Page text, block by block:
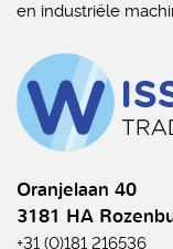
en industriële
Oranjelaan 40
3181 HA
+31 (0)181 216536